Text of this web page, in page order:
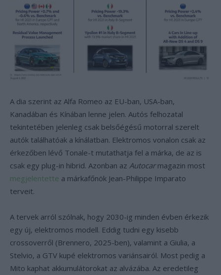
A dia szerint az Alfa Romeo az EU-ban, USA-ban,
Kanadában és Kínában lenne jelen. Autós felhozatal
tekintetében jelenleg csak belsőégésű motorral szerelt
autók találhatóak a kínálatban. Elektromos vonalon csak az
érkezőben lévő Tonale-t mutathatja fel a márka, de az is
csak egy plug-in hibrid. Azonban az Autocarmagazin most
megjelentette a márkafőnök Jean-Philippe Imparato
terveit.
A tervek arról szólnak, hogy 2030-ig minden évben érkezik
egy új, elektromos modell. Eddig tudni egy kisebb
crossoverről (Brennero, 2025-ben), valamint a Giulia, a
Stelvio, a GTV kupé elektromos variánsairól. Most pedig a
Mito kaphat akkumulátorokat az alvázába. Az eredetileg